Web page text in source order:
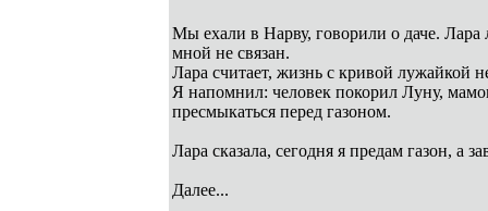
Мы ехали в Нарву, говорили о даче.
мной не связан.
Лара считает, жизнь с кривой лужайкой
Я напомнил: человек покорил Луну,
пресмыкаться перед газоном.
Лара сказала, сегодня я предам газон, а
Далее...